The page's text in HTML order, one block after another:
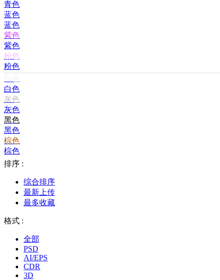
青色
蓝色
蓝色
紫色
紫色
粉色
粉色
白色
灰色
灰色
黑色
黑色
棕色
棕色
排序 :
综合排序
最新上传
最多收藏
格式 :
全部
PSD
AI/EPS
CDR
3D